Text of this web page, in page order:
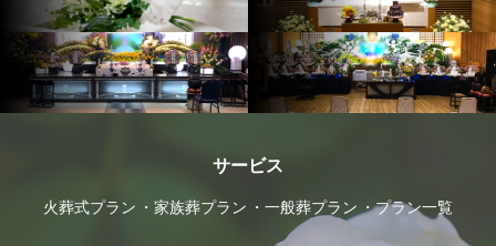
サービス
火葬式プラン 家族葬プラン 一般葬プラン プラン一覧